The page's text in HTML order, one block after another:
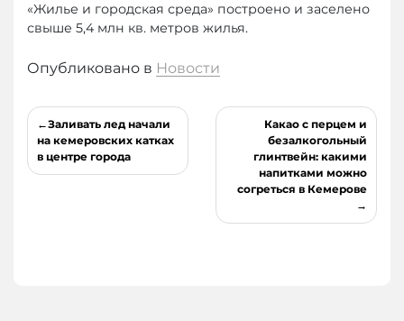
«Жилье и городская среда» построено и заселено
свыше 5,4 млн кв. метров жилья.
Опубликовано в Новости
Навигация
по
записям
Заливать лед начали
на кемеровских катках
в центре города
Какао с перцем и
безалкогольный
глинтвейн: какими
напитками можно
согреться в Кемерове